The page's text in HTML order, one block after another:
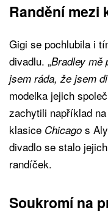
Randění mezi
Gigi se pochlubila i
divadlu. „Bradley mě
jsem ráda, že jsem
modelka jejich
zachytili například
klasice Chicago s
divadlo se stalo
randíček.
Soukromí na